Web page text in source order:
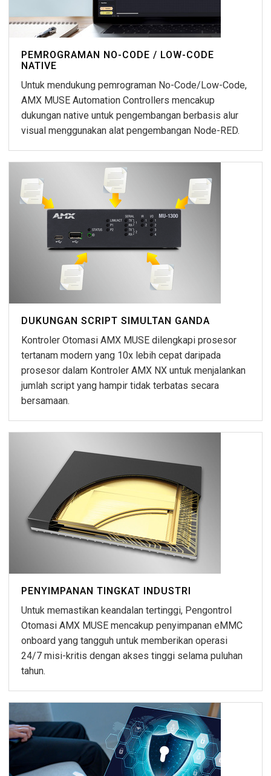
PEMROGRAMAN NO-CODE / LOW-CODE
NATIVE
Untuk mendukung pemrograman No-Code/Low-Code,
AMX MUSE Automation Controllers mencakup
dukungan native untuk pengembangan berbasis alur
visual menggunakan alat pengembangan Node-RED.
DUKUNGAN SCRIPT SIMULTAN GANDA
Kontroler Otomasi AMX MUSE dilengkapi prosesor
tertanam modern yang 10x lebih cepat daripada
prosesor dalam Kontroler AMX NX untuk menjalankan
jumlah script yang hampir tidak terbatas secara
bersamaan.
PENYIMPANAN TINGKAT INDUSTRI
Untuk memastikan keandalan tertinggi, Pengontrol
Otomasi AMX MUSE mencakup penyimpanan eMMC
onboard yang tangguh untuk memberikan operasi
24/7 misi-kritis dengan akses tinggi selama puluhan
tahun.